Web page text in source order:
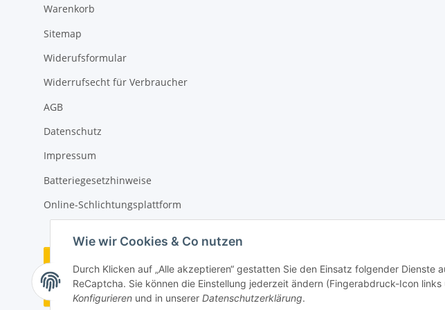
Wie wir Cookies & Co nutzen
Durch Klicken auf „Alle akzeptieren“ gestatten Sie den Einsatz folgender Dienste
ReCaptcha. Sie können die Einstellung jederzeit ändern (Fingerabdruck-Icon
Konfigurieren und in unserer Datenschutzerklärung.
Warenkorb
Sitemap
Widerufsformular
Widerrufsecht für Verbraucher
AGB
Datenschutz
Impressum
Batteriegesetzhinweise
Online-Schlichtungsplattform
Vertrag widerrufen
Widerrufsbutton